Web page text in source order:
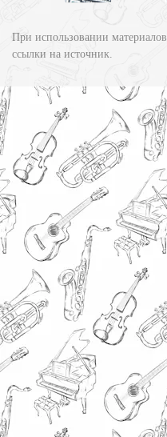
При использовании
ссылки на источник.